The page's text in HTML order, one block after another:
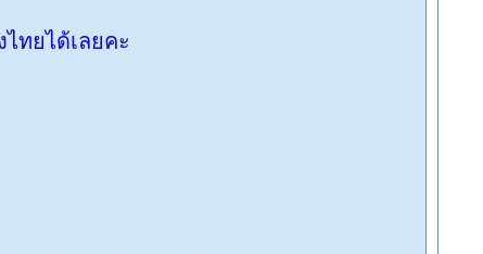
ทยได้เลยคะ